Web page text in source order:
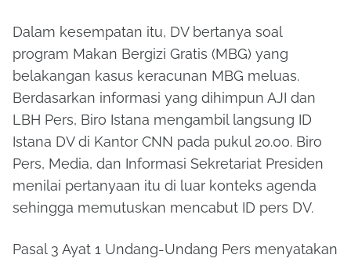
Dalam kesempatan itu, DV bertanya soal
program Makan Bergizi Gratis (MBG) yang
belakangan kasus keracunan MBG meluas.
Berdasarkan informasi yang dihimpun AJI dan
LBH Pers, Biro Istana mengambil langsung ID
Istana DV di Kantor CNN pada pukul 20.00. Biro
Pers, Media, dan Informasi Sekretariat Presiden
menilai pertanyaan itu di luar konteks agenda
sehingga memutuskan mencabut ID pers DV.
Pasal 3 Ayat 1 Undang-Undang Pers menyatakan